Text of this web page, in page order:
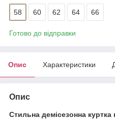
58 60 62 64 66
Готово до відправки
Опис Характеристики
Опис
Стильна демісезонна куртка